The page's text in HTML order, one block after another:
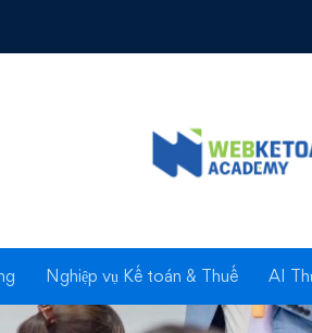
Nghiệp vụ Kế toán & Thuế AI
- Tiêu chí nhận diện Người kế toán